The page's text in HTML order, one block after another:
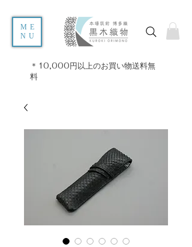
ME
NU
＊10,000円以上のお買い物送料無
料